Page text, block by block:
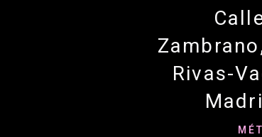
Rivas-